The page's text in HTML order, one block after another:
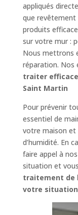
appliqués
que revêtement
produits
sur votre mur :
Nous mettrons
réparation. Nos
traiter
Saint Martin
Pour prévenir
essentiel de
votre maison et
d’humidité. En
faire appel à
situation et
traitement de
votre